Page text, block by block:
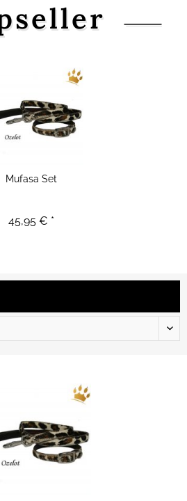
Mufasa Set
45,95 € *